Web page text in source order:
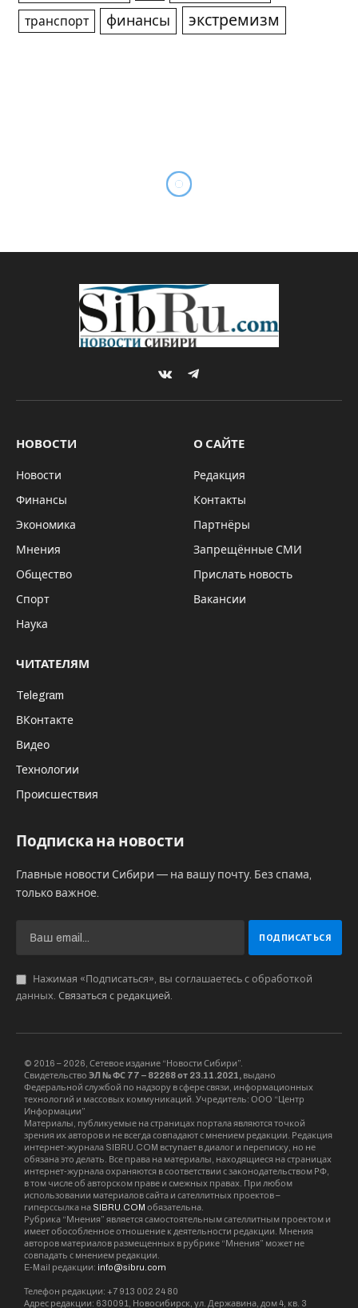
транспорт финансы экстремизм
выбросили на свалку в
Ростовской области
23.01.2024 Updated: 23.01.2024
Комментариев нет 2 Mins Read
Водитель-дальнобойщик Александр
Закутний нашел выброшенной
населенном пункте, расположенном у
самой границы ДНР с Ростовской
областью.
По словам мужчины, перед ним предстала
куртки, медикаменты и письма для бойцов ВС
“Я направлялся из Донбасса, возвращался из
последнего рейса. Отвозил бойцам гумпомощь.
Остановились чаю попить в Амвросиевке.
мужчина и рассказал, что творится на свалке”,
Местный житель сообщил дальнобойщику, что
в населенном пункте была организована
свалка – выброшена целая фура гуманитарной
помощи, предназначавшейся военным СВО.
Александр признался, что больше всего его
поразил обнаруженный на свалке ящик с
письмами детей, адресованными солдатам
СВО.
Госдума не заставила себя долго